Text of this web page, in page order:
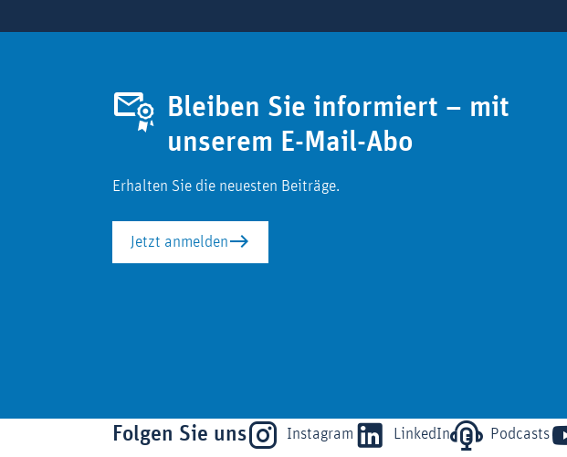
Bleiben Sie informiert – mit
unserem E-Mail-Abo
Erhalten Sie die neuesten Beiträge.
Jetzt anmelden
Folgen Sie uns Instagram LinkedIn Podcasts